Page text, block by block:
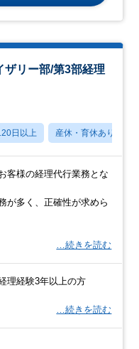
ザリー部/第3部経理
日以上 産休・育休あり
客様の経理代行業務とな
が多く、正確性が求めら
…続きを読む
理経験3年以上の方
…続きを読む